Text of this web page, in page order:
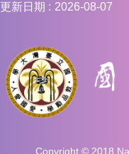
更新日期 2026-08-07
Copyright © 2018